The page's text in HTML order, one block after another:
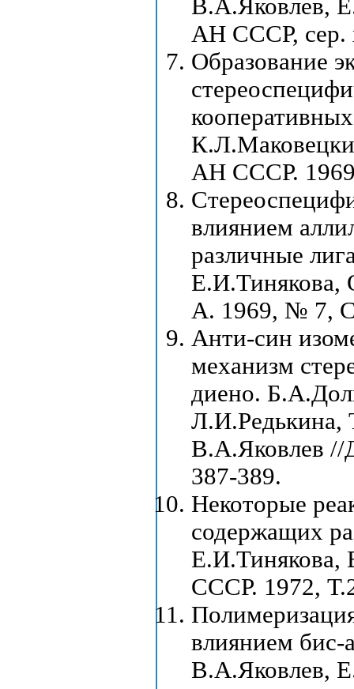
В.А.Яковлев,
АН СССР, сер.
Образование
АН СССР.
влиянием
различные
Е.И.Тинякова,
А. 1969, № 7,
Анти-син
механизм
диено.
Л.И.Редькина,
В.А.Яковлев
387-389.
Некоторые
содержащих
Е.И.Тинякова,
СССР. 1972,
влиянием бис-
В.А.Яковлев,